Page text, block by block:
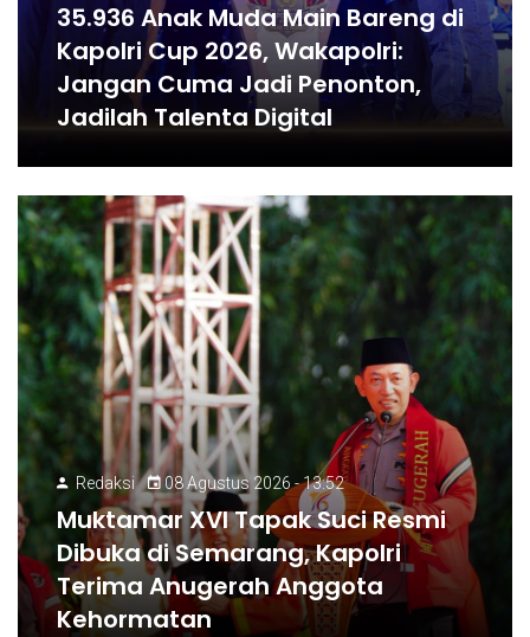
35.936 Anak Muda Main Bareng di
Kapolri Cup 2026, Wakapolri:
Jangan Cuma Jadi Penonton,
Jadilah Talenta Digital
Redaksi 08 Agustus 2026 - 13:52
Muktamar XVI Tapak Suci Resmi
Dibuka di Semarang, Kapolri
Terima Anugerah Anggota
Kehormatan